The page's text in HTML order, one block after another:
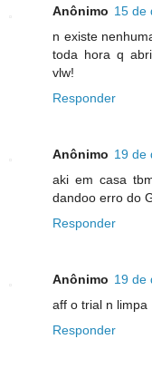
Anônimo 15 de
n existe
toda hora q
vlw!
Responder
Anônimo 19 de
aki em casa
dandoo erro do
Responder
Anônimo 19 de
aff o trial n limpa
Responder